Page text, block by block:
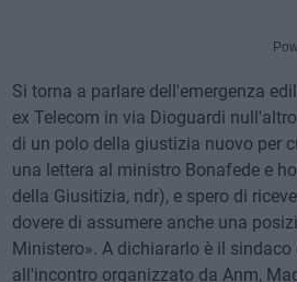
Si torna a parlare dell'emergenza
ex Telecom in via Dioguardi
di un polo della giustizia nuovo per
una lettera al ministro Bonafede e
della Giusitizia, ndr), e spero di
dovere di assumere anche una
Ministero». A dichiararlo è il
all'incontro organizzato da Anm,